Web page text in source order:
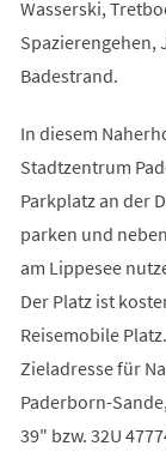
Tab)
Wasserski,
Spazierengehen,
Badestrand.
In diesem
Stadtzentrum
Parkplatz an der
parken und
am Lippesee
Der Platz ist
Reisemobile Platz.
Zieladresse für
Paderborn-
39" bzw. 32U